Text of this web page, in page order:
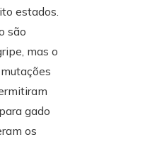
estados.
são
mas o
gado
os